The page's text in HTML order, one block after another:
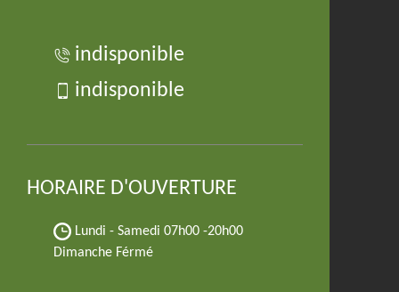
indisponible
indisponible
HORAIRE D'OUVERTURE
Lundi - Samedi 07h00 -20h00
Dimanche Férmé